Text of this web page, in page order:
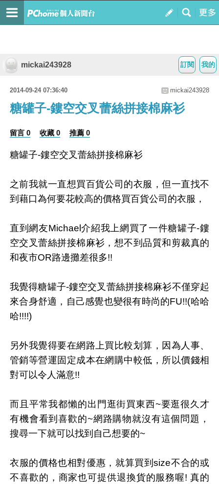
我的
訂閱
mickai243928
2014-09-24 07:36:40 mickai243928
糖罐子-鏤空交叉蕾絲拼接棉麻衫
留言 0 收藏 0 推薦 0
糖罐子-鏤空交叉蕾絲拼接棉麻衫
之前我就一直想買百貨公司的衣服，但一直找不
到藉口為何要花較高的價格買百貨公司的衣服，
直到網友Michael介紹我上網買了一件糖罐子-鏤
空交叉蕾絲拼接棉麻衫，想不到品質和剪裁真的
和夜市OR路邊攤差很多!!
我覺得糖罐子-鏤空交叉蕾絲拼接棉麻衫不僅穿起
來合身舒適，自己感覺也變很有時尚的FU!!(哈哈
哈!!!!)
另外我覺得要在網路上買比較划算，因為人事、
管銷等營運固定成本在網購中較低，所以價錢相
對可以令人滿意!!
而且平常我都懶的出門逛街買東西~要逛很久才
有機會看到喜歡的~網路購物就沒有這個問題，
搜尋一下就可以找到自己想要的~
衣服的價格也相對優惠，就算買到size不合的或
不喜歡的，商家也可提供退換貨的服務喔! 真的